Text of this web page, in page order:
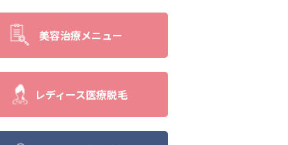
美容治療メニュー
レディース医療脱毛